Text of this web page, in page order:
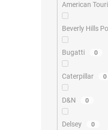
American
Beverly Hills
Bugatti 0
Caterpillar 0
D&N 0
Delsey 0